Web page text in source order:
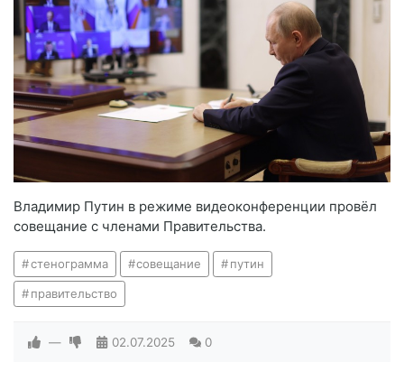
Владимир Путин в режиме видеоконференции провёл
совещание с членами Правительства.
стенограмма совещание путин
правительство
— 02.07.2025 0